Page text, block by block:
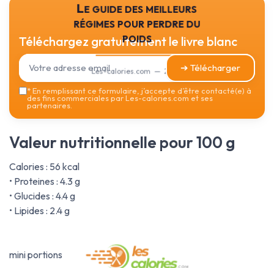
Le guide des meilleurs
régimes pour perdre du
poids
Les-calories.com — 2026
Téléchargez gratuitement le livre blanc
➔ Télécharger
*En remplissant ce formulaire, j’accepte d’être contacté(e) à
des fins commerciales par Les-calories.com et ses
partenaires.
Valeur nutritionnelle pour 100 g
Calories : 56 kcal
• Proteines : 4.3 g
• Glucides : 4.4 g
• Lipides : 2.4 g
mini portions